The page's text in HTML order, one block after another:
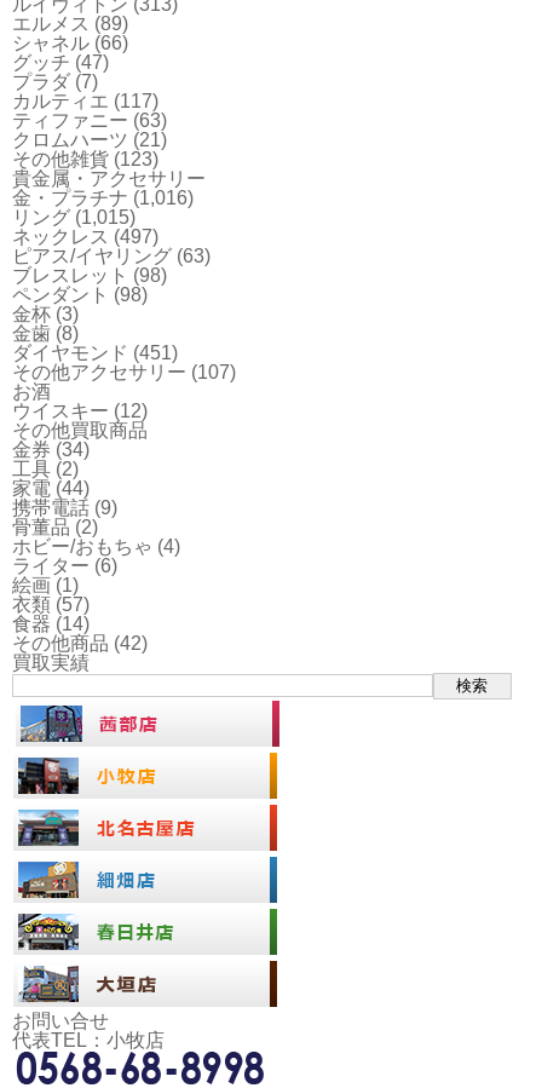
ルイヴィトン (313)
エルメス (89)
シャネル (66)
グッチ (47)
プラダ (7)
カルティエ (117)
ティファニー (63)
クロムハーツ (21)
その他雑貨 (123)
貴金属・アクセサリー
金・プラチナ (1,016)
リング (1,015)
ネックレス (497)
ピアス/イヤリング (63)
ブレスレット (98)
ペンダント (98)
金杯 (3)
金歯 (8)
ダイヤモンド (451)
その他アクセサリー (107)
お酒
ウイスキー (12)
その他買取商品
金券 (34)
工具 (2)
家電 (44)
携帯電話 (9)
骨董品 (2)
ホビー/おもちゃ (4)
ライター (6)
絵画 (1)
衣類 (57)
食器 (14)
その他商品 (42)
買取実績
検索
お問い合せ
代表TEL：小牧店